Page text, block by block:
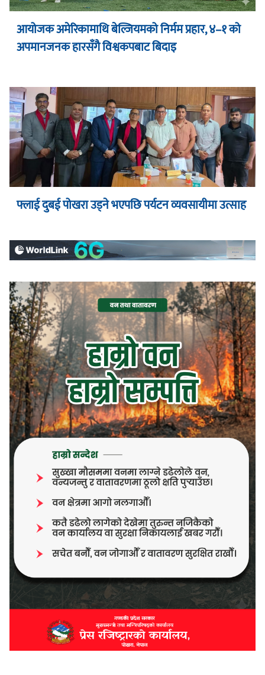
आयोजक अमेरिकामाथि बेल्जियमको निर्मम प्रहार, ४–१ को
अपमानजनक हारसँगै विश्वकपबाट बिदाइ
फ्लाई दुबई पोखरा उड्ने भएपछि पर्यटन व्यवसायीमा उत्साह